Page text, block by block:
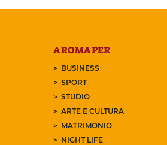
A ROMA PER
BUSINESS
SPORT
STUDIO
ARTE E CULTURA
MATRIMONIO
NIGHT LIFE